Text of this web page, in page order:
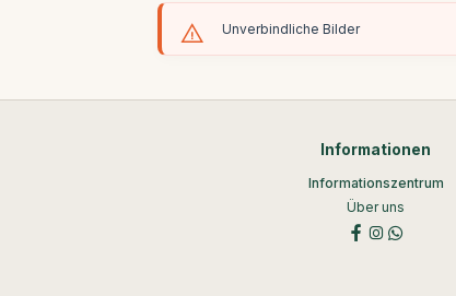
Unverbindliche Bilder
Informationen
Informationszentrum
Über uns